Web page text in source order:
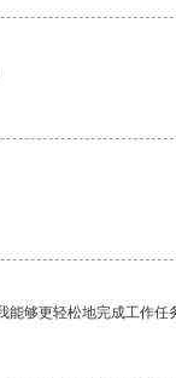
够更轻松地完成工作任